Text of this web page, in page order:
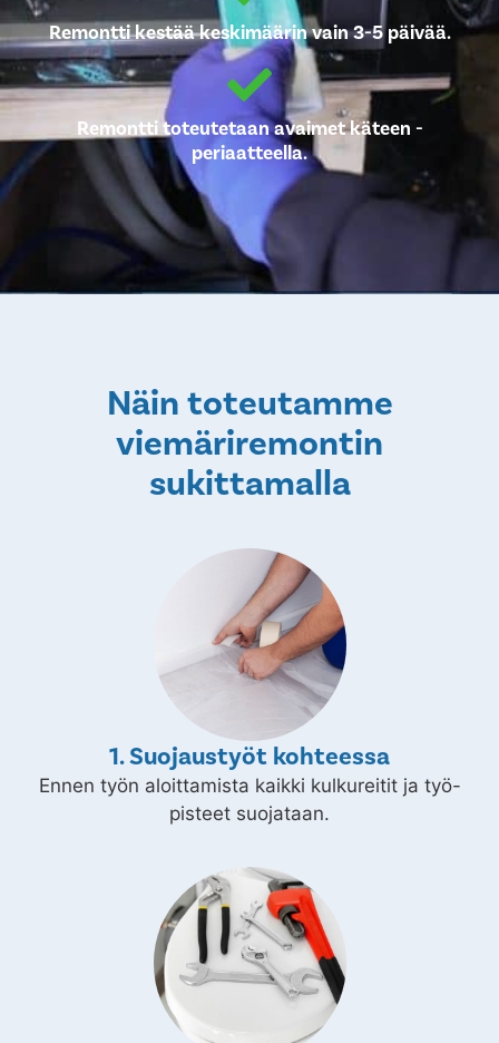
Remontti kestää keskimäärin vain 3-5 päivää.
Remontti toteutetaan avaimet käteen -
periaatteella.
Näin toteutamme
viemäriremontin
sukittamalla
1. Suojaustyöt kohteessa
Ennen työn aloittamista kaikki kulkureitit ja työ-
pisteet suojataan.